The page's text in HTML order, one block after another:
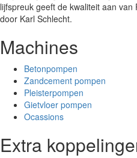
lijfspreuk geeft de kwaliteit aan
door Karl Schlecht.
Machines
Betonpompen
Zandcement pompen
Pleisterpompen
Gietvloer pompen
Ocassions
Extra